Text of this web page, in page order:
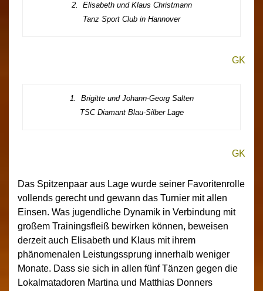
2. Elisabeth und Klaus Christmann
Tanz Sport Club in Hannover
GK
1. Brigitte und Johann-Georg Salten
TSC Diamant Blau-Silber Lage
GK
Das Spitzenpaar aus Lage wurde seiner Favoritenrolle
vollends gerecht und gewann das Turnier mit allen
Einsen. Was jugendliche Dynamik in Verbindung mit
großem Trainingsfleiß bewirken können, beweisen
derzeit auch Elisabeth und Klaus mit ihrem
phänomenalen Leistungssprung innerhalb weniger
Monate. Dass sie sich in allen fünf Tänzen gegen die
Lokalmatadoren Martina und Matthias Donners